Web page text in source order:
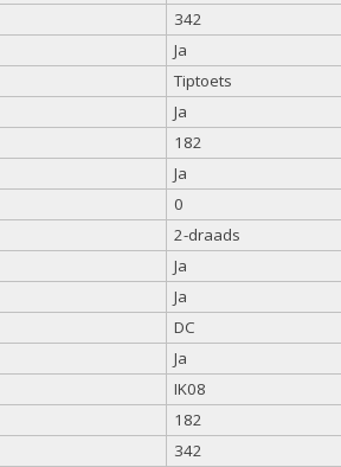
342
Ja
Tiptoets
Ja
182
Ja
0
2-draads
Ja
Ja
DC
Ja
IK08
182
342